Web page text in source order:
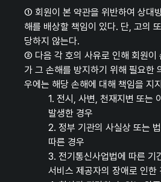
① 회원이 본 약관을 위반하여 상대
해를 배상할 책임이 있다. 단, 고의
당하지 않는다.
② 다음 각 호의 사유로 인해 회원이
가 그 손해를 방지하기 위해 필요한
우에는 해당 손해에 대해 책임을 지
1. 전시, 사변, 천재지변 또는
발생한 경우
2. 정부 기관의 사실상 또는
따른 경우
3. 전기통신사업법에 따른 기
서비스 제공자의 장애로 인한